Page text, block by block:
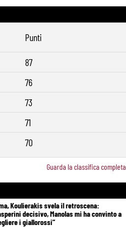
perché il talento seguito dalla Roma
sue mani: dopo Molina manca soltanto
Punti
87
76
73
71
70
Guarda la classifica completa
Koulierakis svela il retroscena:
decisivo, Manolas mi ha convinto a
i giallorossi”